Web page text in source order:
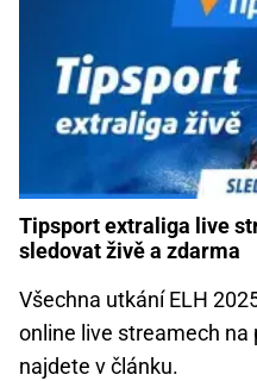
Tipsport extraliga live
sledovat živě a zdarma
Všechna utkání ELH
online live streamech
najdete v článku.